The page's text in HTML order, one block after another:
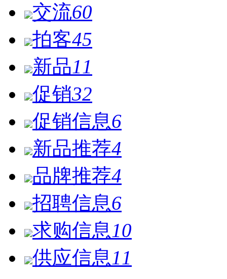
交流60
拍客45
新品11
促销32
促销信息6
新品推荐4
品牌推荐4
招聘信息6
求购信息 10
供应信息 11